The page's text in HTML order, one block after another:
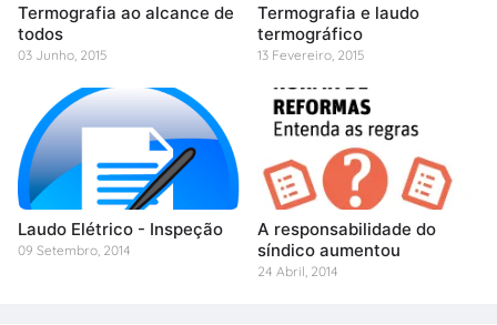
Termografia ao alcance de
todos
03 Junho, 2015
Termografia e laudo
termográfico
13 Fevereiro, 2015
Laudo Elétrico - Inspeção
09 Setembro, 2014
A responsabilidade do
síndico aumentou
24 Abril, 2014